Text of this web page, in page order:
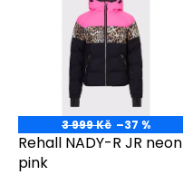
o
d
3 999 Kč –37 %
Rehall NADY-R JR neon
pink